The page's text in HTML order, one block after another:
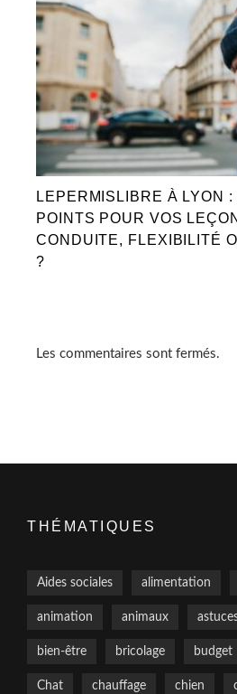
LEPERMISLIBRE À LYON
POINTS POUR VOS
CONDUITE, FLEXIBILITÉ
?
Les commentaires sont fermés.
THÉMATIQUES
Aides sociales alimentation
animation animaux
bien-être bricolage budget
Chat chauffage chien